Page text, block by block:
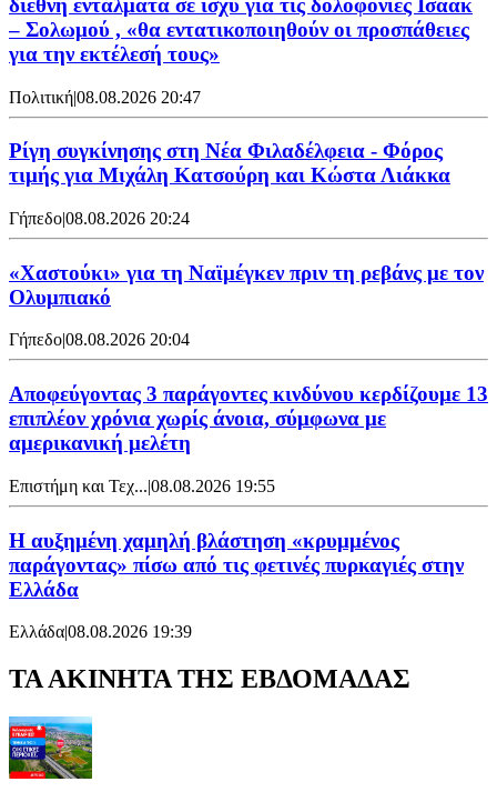
διεθνή εντάλματα σε ισχύ για τις δολοφονίες Ισαάκ
– Σολωμού , «θα εντατικοποιηθούν οι προσπάθειες
για την εκτέλεσή τους»
Πολιτική|08.08.2026 20:47
Ρίγη συγκίνησης στη Νέα Φιλαδέλφεια - Φόρος
τιμής για Μιχάλη Κατσούρη και Κώστα Λιάκκα
Γήπεδο|08.08.2026 20:24
«Χαστούκι» για τη Ναϊμέγκεν πριν τη ρεβάνς με τον
Ολυμπιακό
Γήπεδο|08.08.2026 20:04
Αποφεύγοντας 3 παράγοντες κινδύνου κερδίζουμε 13
επιπλέον χρόνια χωρίς άνοια, σύμφωνα με
αμερικανική μελέτη
Επιστήμη και Τεχ...|08.08.2026 19:55
Η αυξημένη χαμηλή βλάστηση «κρυμμένος
παράγοντας» πίσω από τις φετινές πυρκαγιές στην
Ελλάδα
Ελλάδα|08.08.2026 19:39
ΤΑ ΑΚΙΝΗΤΑ ΤΗΣ ΕΒΔΟΜΑΔΑΣ